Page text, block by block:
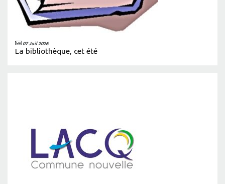
07 Juil 2026
La bibliothèque, cet été